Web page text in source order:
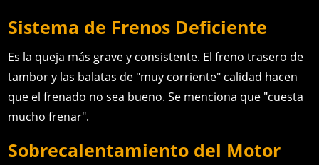
Sistema de Frenos Deficiente
Es la queja más grave y consistente. El freno trasero de
tambor y las balatas de "muy corriente" calidad hacen
que el frenado no sea bueno. Se menciona que "cuesta
mucho frenar".
Sobrecalentamiento del Motor